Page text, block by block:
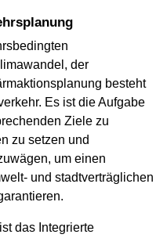
der
besteht
Es ist die Aufgabe
Ziele zu
zu setzen und
um einen
und stadtverträglichen
das Integrierte